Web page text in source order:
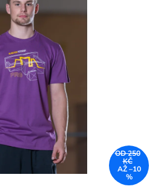
OD 250
KČ
AŽ –10
%